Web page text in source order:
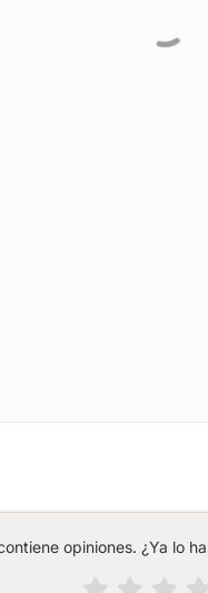
opiniones. ¿Ya lo